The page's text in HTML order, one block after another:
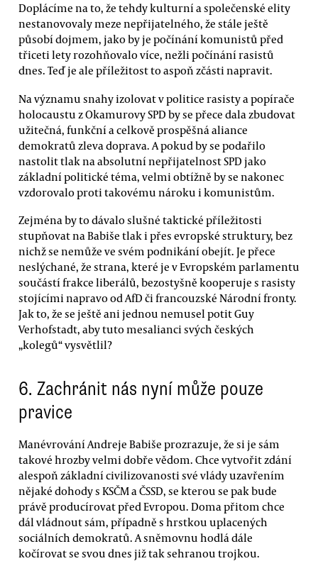
Doplácíme na to, že tehdy kulturní a společenské elity
nestanovovaly meze nepřijatelného, že stále ještě
působí dojmem, jako by je počínání komunistů před
třiceti lety rozohňovalo více, nežli počínání rasistů
dnes. Teď je ale příležitost to aspoň zčásti napravit.
Na významu snahy izolovat v politice rasisty a popírače
holocaustu z Okamurovy SPD by se přece dala zbudovat
užitečná, funkční a celkově prospěšná aliance
demokratů zleva doprava. A pokud by se podařilo
nastolit tlak na absolutní nepřijatelnost SPD jako
základní politické téma, velmi obtížně by se nakonec
vzdorovalo proti takovému nároku i komunistům.
Zejména by to dávalo slušné taktické příležitosti
stupňovat na Babiše tlak i přes evropské struktury, bez
nichž se nemůže ve svém podnikání obejít. Je přece
neslýchané, že strana, které je v Evropském parlamentu
součástí frakce liberálů, bezostyšně kooperuje s rasisty
stojícími napravo od AfD či francouzské Národní fronty.
Jak to, že se ještě ani jednou nemusel potit Guy
Verhofstadt, aby tuto mesalianci svých českých
„kolegů“ vysvětlil?
6. Zachránit nás nyní může pouze
pravice
Manévrování Andreje Babiše prozrazuje, že si je sám
takové hrozby velmi dobře vědom. Chce vytvořit zdání
alespoň základní civilizovanosti své vlády uzavřením
nějaké dohody s KSČM a ČSSD, se kterou se pak bude
právě producírovat před Evropou. Doma přitom chce
dál vládnout sám, případně s hrstkou uplacených
sociálních demokratů. A sněmovnu hodlá dále
kočírovat se svou dnes již tak sehranou trojkou.